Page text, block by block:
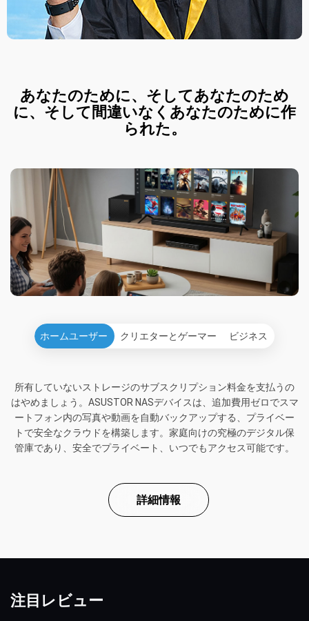
あなたのために、そしてあなたのため
に、そして間違いなくあなたのために作
られた。
ホームユーザー クリエターとゲーマー ビジネス
所有していないストレージのサブスクリプション料金を支払うの
はやめましょう。ASUSTOR NASデバイスは、追加費用ゼロでスマ
ートフォン内の写真や動画を自動バックアップする、プライベー
トで安全なクラウドを構築します。家庭向けの究極のデジタル保
管庫であり、安全でプライベート、いつでもアクセス可能です。
詳細情報
注目レビュー